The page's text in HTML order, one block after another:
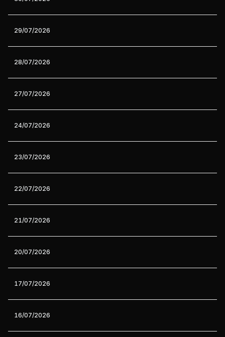
29/07/2026
28/07/2026
27/07/2026
24/07/2026
23/07/2026
22/07/2026
21/07/2026
20/07/2026
17/07/2026
16/07/2026